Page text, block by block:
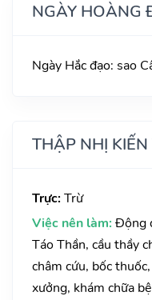
NGÀY
Ngày Hắc đạo: sao
THẬP NHỊ
Trực: Trừ
Việc nên làm: Động
Táo Thần, cầu thầy
châm cứu, bốc
xưởng, khám chữa